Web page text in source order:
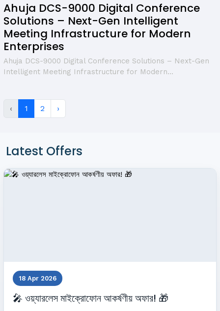
Ahuja DCS-9000 Digital Conference
Solutions – Next-Gen Intelligent
Meeting Infrastructure for Modern
Enterprises
Ahuja DCS-9000 Digital Conference Solutions – Next-Gen
Intelligent Meeting Infrastructure for Modern...
‹ 1 2 ›
Latest Offers
18 Apr 2026
🎤 ওয়্যারলেস মাইক্রোফোন আকর্ষণীয় অফার! 🎁